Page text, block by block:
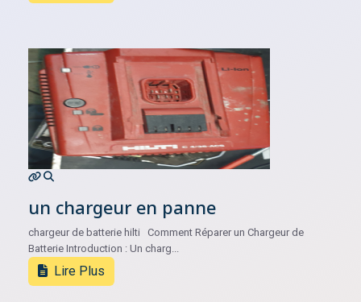
un chargeur en panne
chargeur de batterie hilti Comment Réparer un Chargeur de
Batterie Introduction : Un charg...
Lire Plus